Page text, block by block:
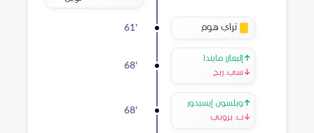
تراي هوم 61'
↑ إليعازر مايندا
↓سي. ريج
68'
↑ويلسون إيسيدور
↓ب. بروبي
68'